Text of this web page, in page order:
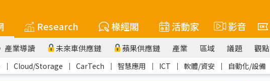
Research 椽經閣 活動家 影音
產業導讀 未來車供應鏈 蘋果供應鏈 產業 區域 議題 觀點
｜ Cloud/Storage ｜ CarTech ｜ 智慧應用 ｜ ICT ｜ 軟體/資安 ｜ 自動化/設備